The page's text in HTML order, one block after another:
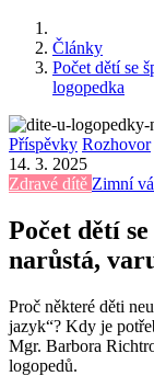
Články
Počet dětí se
logopedka
Příspěvky Rozhovor
14. 3. 2025
Zdravé dítě Zimní
Počet dětí
narůstá,
Proč některé děti
jazyk“? Kdy je
Mgr. Barbora
logopedů.